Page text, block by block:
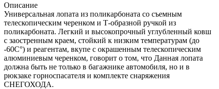
Описание
Универсальная лопата из поликарбоната со съемным
телескопическим черенком и Т-образной ручкой из
поликарбоната. Легкий и высокопрочный углубленный ковш
с заостренным краем, стойкий к низким температурам (до
-60С°) и реагентам, вкупе с окрашенным телескопическим
алюминиевым черенком, говорит о том, что Данная лопата
должна быть не только в багажнике автомобиля, но и в
рюкзаке горноспасателя и комплекте снаряжения
СНЕГОХОДА.